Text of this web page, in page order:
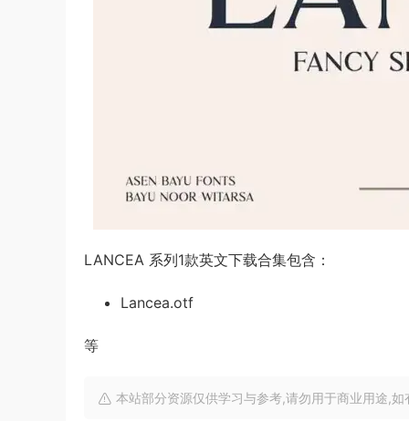
LANCEA 系列1款英文下载合集包含：
Lancea.otf
等
本站部分资源仅供学习与参考,请勿用于商业用途,